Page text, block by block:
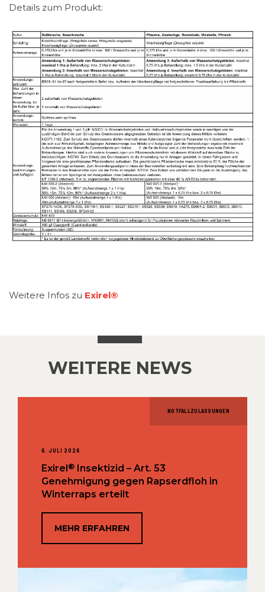
Details zum Produkt:
Weitere Infos zu Exirel®
WEITERE NEWS
NOTFALLZULASSUNGEN
6. JULI 2026
Exirel® Insektizid – Art. 53
Genehmigung gegen Rapserdfloh in
Winterraps erteilt
MEHR ERFAHREN